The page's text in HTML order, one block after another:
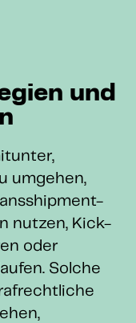
und
umgehen,
nutzen, Kick-
oder
Solche